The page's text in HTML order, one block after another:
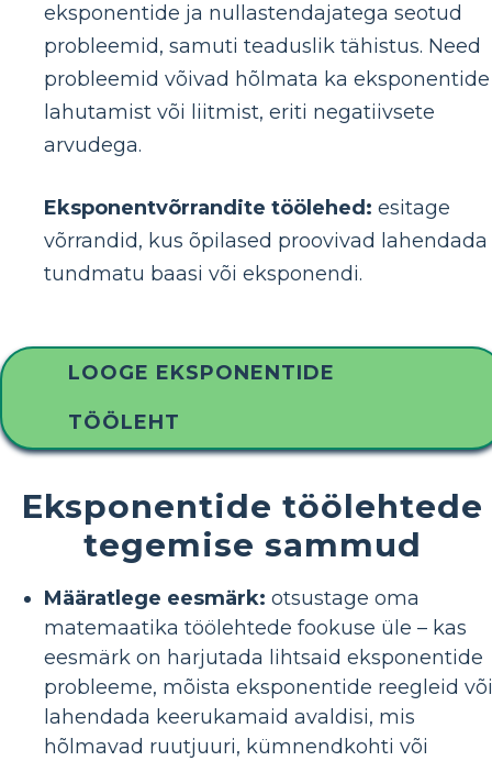
eksponentide ja nullastendajatega seotud
probleemid, samuti teaduslik tähistus. Need
probleemid võivad hõlmata ka eksponentide
lahutamist või liitmist, eriti negatiivsete
arvudega.
Eksponentvõrrandite töölehed: esitage
võrrandid, kus õpilased proovivad lahendada
tundmatu baasi või eksponendi.
LOOGE EKSPONENTIDE
TÖÖLEHT
Eksponentide töölehtede
tegemise sammud
Määratlege eesmärk: otsustage oma
matemaatika töölehtede fookuse üle – kas
eesmärk on harjutada lihtsaid eksponentide
probleeme, mõista eksponentide reegleid või
lahendada keerukamaid avaldisi, mis
hõlmavad ruutjuuri, kümnendkohti või